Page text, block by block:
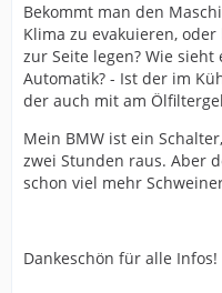
Bekommt man den
Klima zu evakuieren,
zur Seite legen? Wie
Automatik? - Ist der im
der auch mit am
Mein BMW ist ein
zwei Stunden raus. Aber
schon viel mehr
Dankeschön für alle Infos!